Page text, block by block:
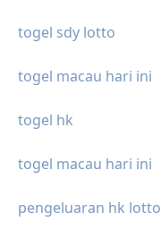
togel sdy lotto
togel macau hari ini
togel hk
togel macau hari ini
pengeluaran hk lotto